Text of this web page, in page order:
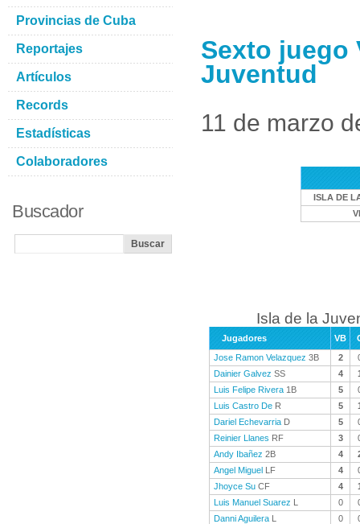
Sexto juego
Juventud
11 de marzo
ISLA DE
Isla de la
Jugadores VB
Jose Ramon Velazquez 3B 2
Dainier Galvez SS 4
Luis Felipe Rivera 1B 5
Luis Castro De R 5
Dariel Echevarria D 5
Reinier Llanes RF 3
Andy Ibañez 2B 4
Angel Miguel LF 4
Jhoyce Su CF 4
Luis Manuel Suarez L 0
Danni Aguilera L 0
Provincias de Cuba
Reportajes
Artículos
Records
Estadísticas
Colaboradores
Buscador